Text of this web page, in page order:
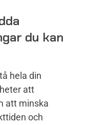
du kan
hela din
att
att minska
och